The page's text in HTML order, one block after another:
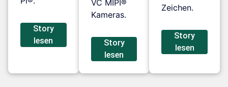
Story
lesen
VC MIPI®
Kameras.
Story
lesen
Zeichen.
Story
lesen